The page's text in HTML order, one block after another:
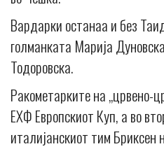
Вардарки останаа и без
голманката Марија
Тодоровска.
Ракометарките на „црвено-
ЕХФ Европскиот Куп, а во
италијанскиот тим